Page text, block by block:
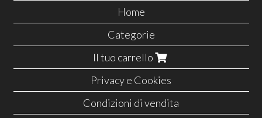
Home
Categorie
Il tuo carrello
Privacy e Cookies
Condizioni di vendita